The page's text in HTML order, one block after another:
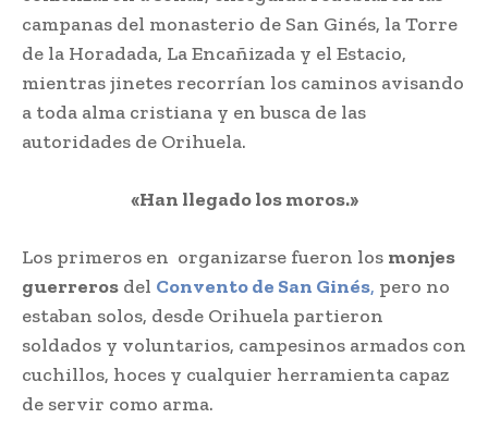
campanas del monasterio de San Ginés, la Torre
de la Horadada, La Encañizada y el Estacio,
mientras jinetes recorrían los caminos avisando
a toda alma cristiana y en busca de las
autoridades de Orihuela.
«Han llegado los moros.»
Los primeros en organizarse fueron los monjes
guerreros del Convento de San Ginés, pero no
estaban solos, desde Orihuela partieron
soldados y voluntarios, campesinos armados con
cuchillos, hoces y cualquier herramienta capaz
de servir como arma.